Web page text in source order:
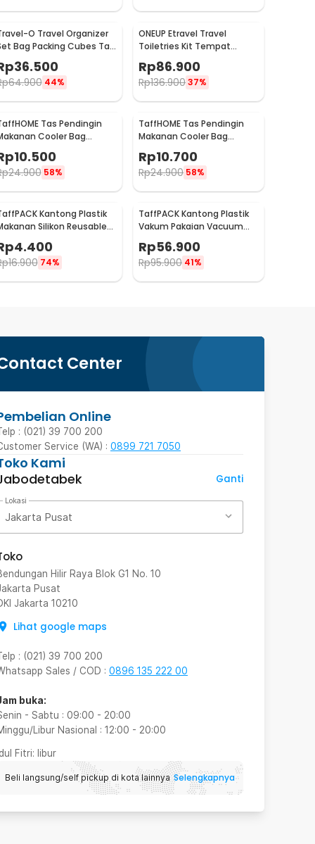
O Travel Organizer
Bag Packing Cubes Tas
Laundry 6 PCS - BIB-650
36.500
64.900 44%
ONEUP Etravel Travel
Toiletries Kit Tempat
Sabun Sikat Gigi Handuk -
YW46
Rp86.900
Rp136.90037%
Tas Pendingin
Cooler Bag
- H24
10.500
24.900 58%
TaffHOME Tas Pendingin
Makanan Cooler Bag
21x14x17cm - H24
Rp10.700
Rp24.900 58%
Kantong Plastik
Silikon Reusable
154.400
16.900 74%
TaffPACK Kantong Plastik
Vakum Pakaian Vacuum
Bag 8 PCS with Hand Pump
- SN1000
Rp56.900
Rp95.900 41%
Center
Online
: (021) 39 700 200
Service (WA) : 0899 721 7050
Kami
Ganti
Lokasi
Jakarta Pusat
Hilir Raya Blok G1 No. 10
Pusat
Jakarta 10210
Lihat google maps
: (021) 39 700 200
Sales / COD : 0896 135 222 00
buka:
- Sabtu : 09:00 - 20:00
Libur Nasional : 12:00 - 20:00
Fitri: libur
Beli langsung/self pickup di kota lainnya Selengkapnya